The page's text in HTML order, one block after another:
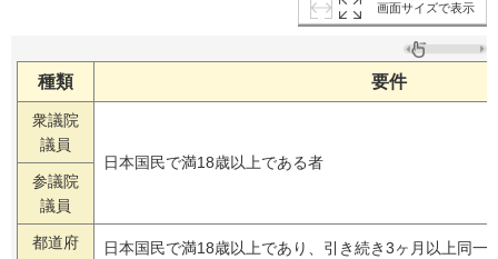
画面サイズで表示
種類 要件
衆議院
議員
日本国民で満18歳以上である者
参議院
議員
都道府
日本国民で満18歳以上であり、引き続き3ヶ月以上同一